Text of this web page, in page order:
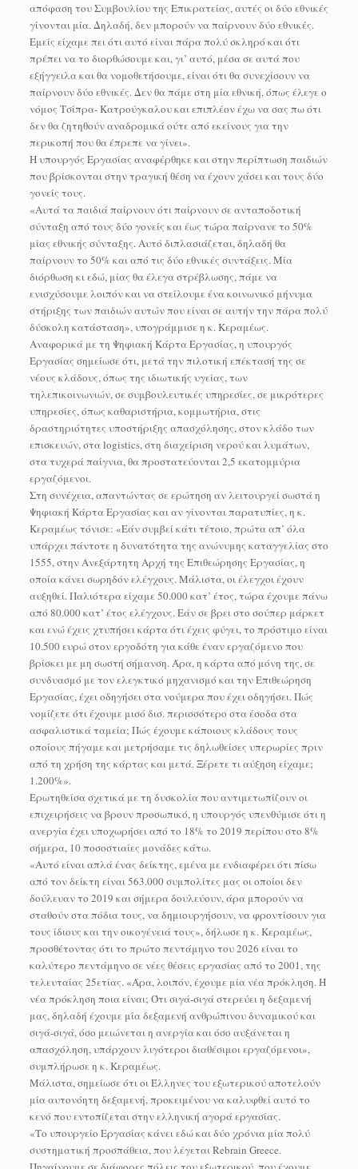
απόφαση του Συμβουλίου της Επικρατείας, αυτές οι δύο εθνικές
γίνονται μία. Δηλαδή, δεν μπορούν να παίρνουν δύο εθνικές.
Εμείς είχαμε πει ότι αυτό είναι πάρα πολύ σκληρό και ότι
πρέπει να το διορθώσουμε και, γι’ αυτό, μέσα σε αυτά που
εξήγγειλα και θα νομοθετήσουμε, είναι ότι θα συνεχίσουν να
παίρνουν δύο εθνικές. Δεν θα πάμε στη μία εθνική, όπως έλεγε ο
νόμος Τσίπρα- Κατρούγκαλου και επιπλέον έχω να σας πω ότι
δεν θα ζητηθούν αναδρομικά ούτε από εκείνους για την
περικοπή που θα έπρεπε να γίνει».
Η υπουργός Εργασίας αναφέρθηκε και στην περίπτωση παιδιών
που βρίσκονται στην τραγική θέση να έχουν χάσει και τους δύο
γονείς τους.
«Αυτά τα παιδιά παίρνουν ότι παίρνουν σε ανταποδοτική
σύνταξη από τους δύο γονείς και έως τώρα παίρνανε το 50%
μίας εθνικής σύνταξης. Αυτό διπλασιάζεται, δηλαδή θα
παίρνουν το 50% και από τις δύο εθνικές συντάξεις. Μία
διόρθωση κι εδώ, μίας θα έλεγα στρέβλωσης, πάμε να
ενισχύσουμε λοιπόν και να στείλουμε ένα κοινωνικό μήνυμα
στήριξης των παιδιών αυτών που είναι σε αυτήν την πάρα πολύ
δύσκολη κατάσταση», υπογράμμισε η κ. Κεραμέως.
Αναφορικά με τη Ψηφιακή Κάρτα Εργασίας, η υπουργός
Εργασίας σημείωσε ότι, μετά την πιλοτική επέκτασή της σε
νέους κλάδους, όπως της ιδιωτικής υγείας, των
τηλεπικοινωνιών, σε συμβουλευτικές υπηρεσίες, σε μικρότερες
υπηρεσίες, όπως καθαριστήρια, κομμωτήρια, στις
δραστηριότητες υποστήριξης απασχόλησης, στον κλάδο των
επισκευών, στα logistics, στη διαχείριση νερού και λυμάτων,
στα τυχερά παίγνια, θα προστατεύονται 2,5 εκατομμύρια
εργαζόμενοι.
Στη συνέχεια, απαντώντας σε ερώτηση αν λειτουργεί σωστά η
Ψηφιακή Κάρτα Εργασίας και αν γίνονται παρατυπίες, η κ.
Κεραμέως τόνισε: «Εάν συμβεί κάτι τέτοιο, πρώτα απ’ όλα
υπάρχει πάντοτε η δυνατότητα της ανώνυμης καταγγελίας στο
1555, στην Ανεξάρτητη Αρχή της Επιθεώρησης Εργασίας, η
οποία κάνει σωρηδόν ελέγχους. Μάλιστα, οι έλεγχοι έχουν
αυξηθεί. Παλιότερα είχαμε 50.000 κατ’ έτος, τώρα έχουμε πάνω
από 80.000 κατ’ έτος ελέγχους. Εάν σε βρει στο σούπερ μάρκετ
και ενώ έχεις χτυπήσει κάρτα ότι έχεις φύγει, το πρόστιμο είναι
10.500 ευρώ στον εργοδότη για κάθε έναν εργαζόμενο που
βρίσκει με μη σωστή σήμανση. Άρα, η κάρτα από μόνη της, σε
συνδυασμό με τον ελεγκτικό μηχανισμό και την Επιθεώρηση
Εργασίας, έχει οδηγήσει στα νούμερα που έχει οδηγήσει. Πώς
νομίζετε ότι έχουμε μισό δισ. περισσότερο στα έσοδα στα
ασφαλιστικά ταμεία; Πώς έχουμε κάποιους κλάδους τους
οποίους πήγαμε και μετρήσαμε τις δηλωθείσες υπερωρίες πριν
από τη χρήση της κάρτας και μετά. Ξέρετε τι αύξηση είχαμε;
1.200%».
Ερωτηθείσα σχετικά με τη δυσκολία που αντιμετωπίζουν οι
επιχειρήσεις να βρουν προσωπικό, η υπουργός υπενθύμισε ότι η
ανεργία έχει υποχωρήσει από το 18% το 2019 περίπου στο 8%
σήμερα, 10 ποσοστιαίες μονάδες κάτω.
«Αυτό είναι απλά ένας δείκτης, εμένα με ενδιαφέρει ότι πίσω
από τον δείκτη είναι 563.000 συμπολίτες μας οι οποίοι δεν
δούλευαν το 2019 και σήμερα δουλεύουν, άρα μπορούν να
σταθούν στα πόδια τους, να δημιουργήσουν, να φροντίσουν για
τους ίδιους και την οικογένειά τους», δήλωσε η κ. Κεραμέως,
προσθέτοντας ότι το πρώτο πεντάμηνο του 2026 είναι το
καλύτερο πεντάμηνο σε νέες θέσεις εργασίας από το 2001, της
τελευταίας 25ετίας. «Άρα, λοιπόν, έχουμε μία νέα πρόκληση. Η
νέα πρόκληση ποια είναι; Ότι σιγά-σιγά στερεύει η δεξαμενή
μας, δηλαδή έχουμε μία δεξαμενή ανθρώπινου δυναμικού και
σιγά-σιγά, όσο μειώνεται η ανεργία και όσο αυξάνεται η
απασχόληση, υπάρχουν λιγότεροι διαθέσιμοι εργαζόμενοι»,
συμπλήρωσε η κ. Κεραμέως.
Μάλιστα, σημείωσε ότι οι Έλληνες του εξωτερικού αποτελούν
μία αυτονόητη δεξαμενή, προκειμένου να καλυφθεί αυτό το
κενό που εντοπίζεται στην ελληνική αγορά εργασίας.
«Το υπουργείο Εργασίας κάνει εδώ και δύο χρόνια μία πολύ
συστηματική προσπάθεια, που λέγεται Rebrain Greece.